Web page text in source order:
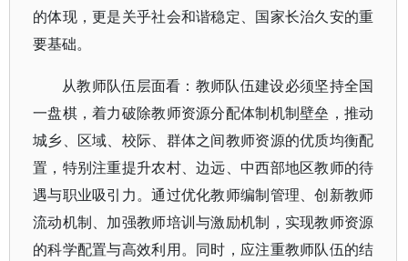
的体现，更是关乎社会和谐稳定、国家长治久安的重
要基础。
从教师队伍层面看：教师队伍建设必须坚持全国
一盘棋，着力破除教师资源分配体制机制壁垒，推动
城乡、区域、校际、群体之间教师资源的优质均衡配
置，特别注重提升农村、边远、中西部地区教师的待
遇与职业吸引力。通过优化教师编制管理、创新教师
流动机制、加强教师培训与激励机制，实现教师资源
的科学配置与高效利用。同时，应注重教师队伍的结